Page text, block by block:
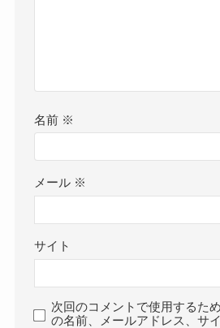
名前 ※
メール ※
サイト
次回のコメントで使用するた
の名前、メールアドレス、サ